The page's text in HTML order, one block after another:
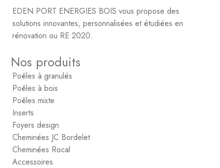
EDEN PORT ENERGIES BOIS vous propose des
solutions innovantes, personnalisées et étudiées en
rénovation ou RE 2020.
Nos produits
Poêles à granulés
Poêles à bois
Poêles mixte
Inserts
Foyers design
Cheminées JC Bordelet
Cheminées Rocal
Accessoires